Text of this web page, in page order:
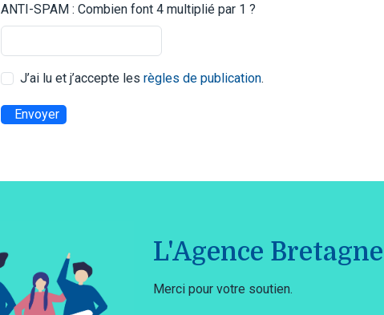
ANTI-SPAM : Combien font 4 multiplié par 1 ?
J’ai lu et j’accepte les règles de publication.
Envoyer
L'Agence
Merci pour votre soutien.